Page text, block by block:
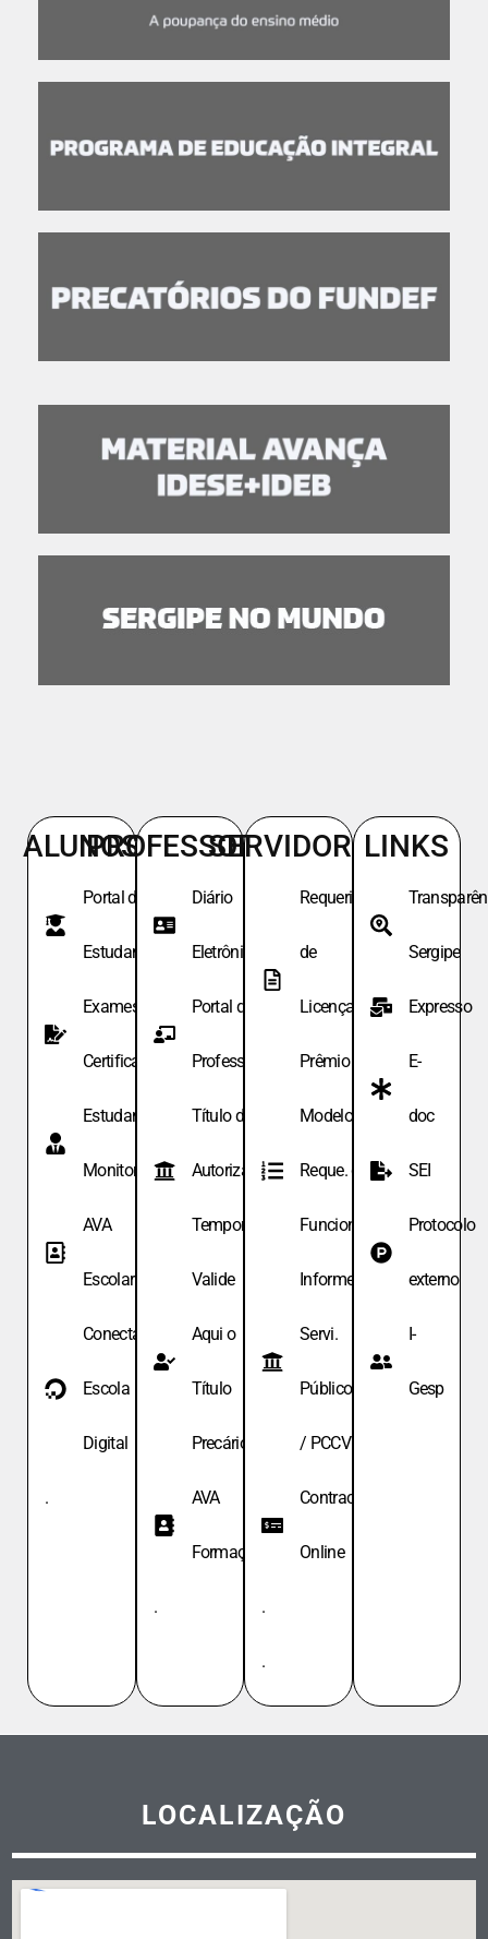
ALUNOS
Portal do
Estudante
Exames de
Certificação
Estudante
Monitor
AVA
Escolar
Conecta
Escola
Digital
.
PROFESSORES
Diário
Eletrônico
Portal do
Professor
Título de
Autoriza.
Temporária
Valide
Aqui o
Título
Precário
AVA
Formação
.
SERVIDORES
Requeri.
de
Licença
Prêmio
Modelo de
Reque. de
Funcionário
Informe
Servi.
Públicos
/ PCCV
Contracheque
Online
.
.
LINKS
Sergipe
Expresso
E-
doc
SEI
Protocolo
externo
I-
Gesp
LOCALIZAÇÃO